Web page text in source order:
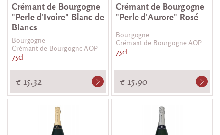
Crémant de Bourgogne
"Perle d'Ivoire" Blanc de
Blancs
Bourgogne
Crémant de Bourgogne AOP
75cl
€ 15.32
Crémant de Bourgogne
"Perle d'Aurore" Rosé
Bourgogne
Crémant de Bourgogne AOP
75cl
€ 15.90